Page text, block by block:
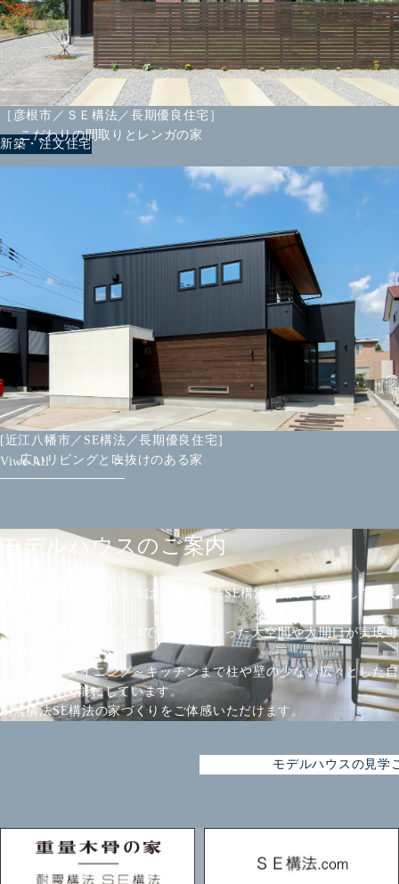
Viwe All
［彦根市／ＳＥ構法／長期優良住宅］
こだわりの間取りとレンガの家
新築・注文住宅
[近江八幡市／SE構法／長期優良住宅]
広いリビングと吹抜けのある家
モデルハウスのご案内
楠亀工務店モデルハウスは、耐震構法SE構法を用いて建築していま
今までの在来木造や2×4では不可能だった大空間や大開口が実現可
リビング～ダイニング～キッチンまで柱や壁の少ない広々とした自
由な空間を可能にしています。
耐震構法SE構法の家づくりをご体感いただけます。
モデルハウスの見学